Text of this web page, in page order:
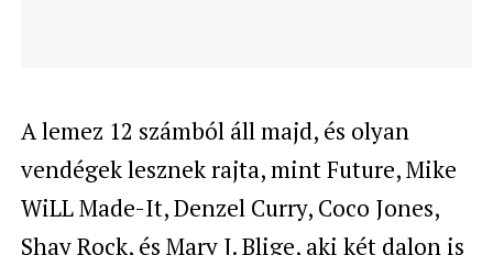
A lemez 12 számból áll majd, és olyan
vendégek lesznek rajta, mint Future, Mike
WiLL Made-It, Denzel Curry, Coco Jones,
Shay Rock, és Mary J. Blige, aki két dalon is